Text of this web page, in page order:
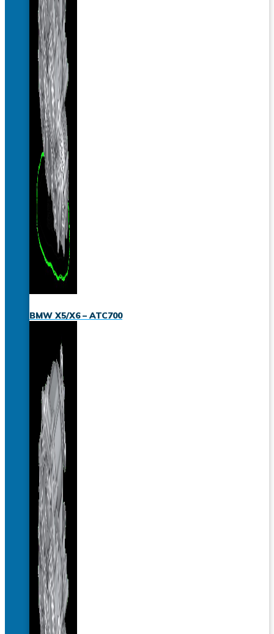
BMW X5/X6 – ATC700